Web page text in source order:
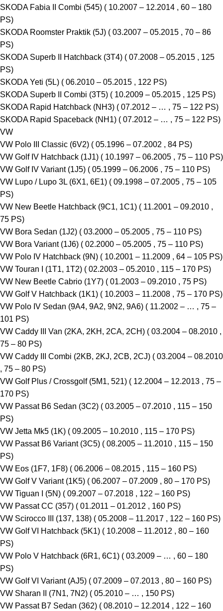
SKODA Fabia II Combi (545) ( 10.2007 – 12.2014 , 60 – 180
PS)
SKODA Roomster Praktik (5J) ( 03.2007 – 05.2015 , 70 – 86
PS)
SKODA Superb II Hatchback (3T4) ( 07.2008 – 05.2015 , 125
PS)
SKODA Yeti (5L) ( 06.2010 – 05.2015 , 122 PS)
SKODA Superb II Combi (3T5) ( 10.2009 – 05.2015 , 125 PS)
SKODA Rapid Hatchback (NH3) ( 07.2012 – … , 75 – 122 PS)
SKODA Rapid Spaceback (NH1) ( 07.2012 – … , 75 – 122 PS)
VW
VW Polo III Classic (6V2) ( 05.1996 – 07.2002 , 84 PS)
VW Golf IV Hatchback (1J1) ( 10.1997 – 06.2005 , 75 – 110 PS)
VW Golf IV Variant (1J5) ( 05.1999 – 06.2006 , 75 – 110 PS)
VW Lupo / Lupo 3L (6X1, 6E1) ( 09.1998 – 07.2005 , 75 – 105
PS)
VW New Beetle Hatchback (9C1, 1C1) ( 11.2001 – 09.2010 ,
75 PS)
VW Bora Sedan (1J2) ( 03.2000 – 05.2005 , 75 – 110 PS)
VW Bora Variant (1J6) ( 02.2000 – 05.2005 , 75 – 110 PS)
VW Polo IV Hatchback (9N) ( 10.2001 – 11.2009 , 64 – 105 PS)
VW Touran I (1T1, 1T2) ( 02.2003 – 05.2010 , 115 – 170 PS)
VW New Beetle Cabrio (1Y7) ( 01.2003 – 09.2010 , 75 PS)
VW Golf V Hatchback (1K1) ( 10.2003 – 11.2008 , 75 – 170 PS)
VW Polo IV Sedan (9A4, 9A2, 9N2, 9A6) ( 11.2002 – … , 75 –
101 PS)
VW Caddy III Van (2KA, 2KH, 2CA, 2CH) ( 03.2004 – 08.2010 ,
75 – 80 PS)
VW Caddy III Combi (2KB, 2KJ, 2CB, 2CJ) ( 03.2004 – 08.2010
, 75 – 80 PS)
VW Golf Plus / Crossgolf (5M1, 521) ( 12.2004 – 12.2013 , 75 –
170 PS)
VW Passat B6 Sedan (3C2) ( 03.2005 – 07.2010 , 115 – 150
PS)
VW Jetta Mk5 (1K) ( 09.2005 – 10.2010 , 115 – 170 PS)
VW Passat B6 Variant (3C5) ( 08.2005 – 11.2010 , 115 – 150
PS)
VW Eos (1F7, 1F8) ( 06.2006 – 08.2015 , 115 – 160 PS)
VW Golf V Variant (1K5) ( 06.2007 – 07.2009 , 80 – 170 PS)
VW Tiguan I (5N) ( 09.2007 – 07.2018 , 122 – 160 PS)
VW Passat CC (357) ( 01.2011 – 01.2012 , 160 PS)
VW Scirocco III (137, 138) ( 05.2008 – 11.2017 , 122 – 160 PS)
VW Golf VI Hatchback (5K1) ( 10.2008 – 11.2012 , 80 – 160
PS)
VW Polo V Hatchback (6R1, 6C1) ( 03.2009 – … , 60 – 180
PS)
VW Golf VI Variant (AJ5) ( 07.2009 – 07.2013 , 80 – 160 PS)
VW Sharan II (7N1, 7N2) ( 05.2010 – … , 150 PS)
VW Passat B7 Sedan (362) ( 08.2010 – 12.2014 , 122 – 160